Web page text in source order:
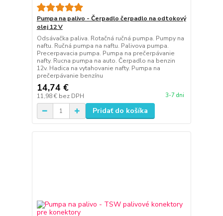
Pumpa na palivo - Čerpadlo čerpadlo na odtokový
olej 12 V
Odsávačka paliva. Rotačná ručná pumpa. Pumpy na
naftu. Ručná pumpa na naftu. Palivova pumpa.
Precerpavacia pumpa. Pumpa na prečerpávanie
nafty. Rucna pumpa na auto. Čerpadlo na benzin
12v. Hadica na vytahovanie nafty. Pumpa na
prečerpávanie benzínu
14,74 €
11,98 € bez DPH 3-7 dni
Pridať do košíka